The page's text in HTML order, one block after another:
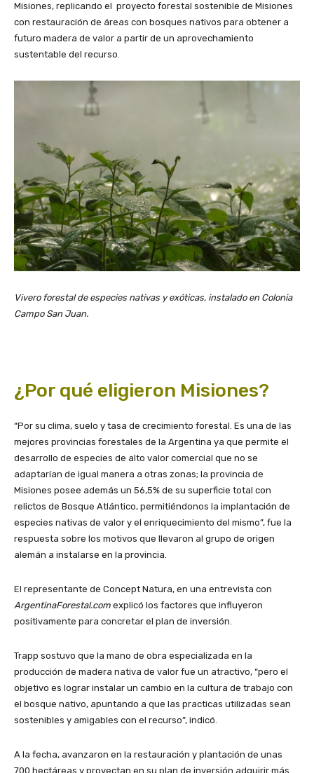
Misiones, replicando el proyecto forestal sostenible de Misiones
con restauración de áreas con bosques nativos para obtener a
futuro madera de valor a partir de un aprovechamiento
sustentable del recurso.
Vivero forestal de especies nativas y exóticas, instalado en Colonia
Campo San Juan.
¿Por qué eligieron Misiones?
“Por su clima, suelo y tasa de crecimiento forestal. Es una de las
mejores provincias forestales de la Argentina ya que permite el
desarrollo de especies de alto valor comercial que no se
adaptarían de igual manera a otras zonas; la provincia de
Misiones posee además un 56,5% de su superficie total con
relictos de Bosque Atlántico, permitiéndonos la implantación de
especies nativas de valor y el enriquecimiento del mismo”, fue la
respuesta sobre los motivos que llevaron al grupo de origen
alemán a instalarse en la provincia.
El representante de Concept Natura, en una entrevista con
ArgentinaForestal.com explicó los factores que influyeron
positivamente para concretar el plan de inversión.
Trapp sostuvo que la mano de obra especializada en la
producción de madera nativa de valor fue un atractivo, “pero el
objetivo es lograr instalar un cambio en la cultura de trabajo con
el bosque nativo, apuntando a que las practicas utilizadas sean
sostenibles y amigables con el recurso”, indicó.
A la fecha, avanzaron en la restauración y plantación de unas
700 hectáreas y proyectan en su plan de inversión adquirir más